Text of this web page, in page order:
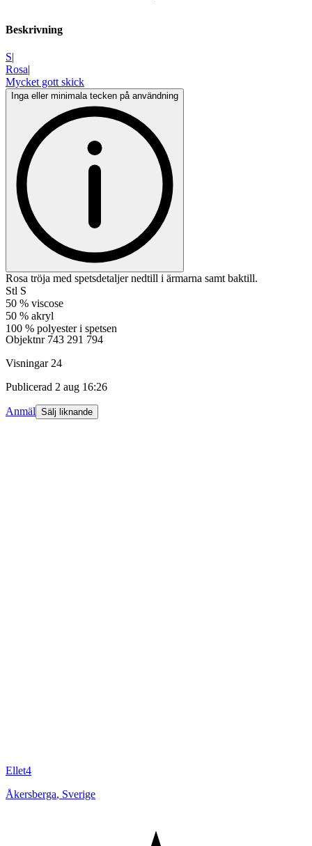
Beskrivning
S|
Rosa|
Mycket gott skick
Inga eller minimala tecken på användning
Rosa tröja med spetsdetaljer nedtill i ärmarna samt baktill.
Stl S
50 % viscose
50 % akryl
100 % polyester i spetsen
Objektnr 743 291 794
Visningar 24
Publicerad 2 aug 16:26
Anmäl Sälj liknande
Ellet4
Åkersberga, Sverige